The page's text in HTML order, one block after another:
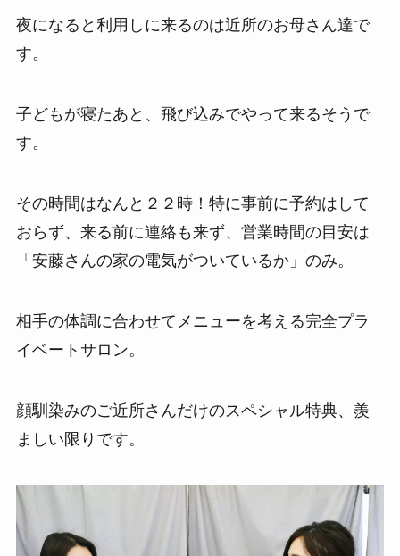
夜になると利用しに来るのは近所のお母さん達で
す。
子どもが寝たあと、飛び込みでやって来るそうで
す。
その時間はなんと２２時！特に事前に予約はして
おらず、来る前に連絡も来ず、営業時間の目安は
「安藤さんの家の電気がついているか」のみ。
相手の体調に合わせてメニューを考える完全プラ
イベートサロン。
顔馴染みのご近所さんだけのスペシャル特典、羨
ましい限りです。